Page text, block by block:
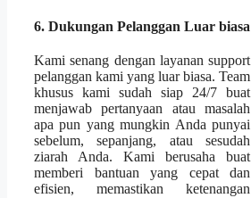
6. Dukungan Pelanggan Luar biasa
Kami senang dengan layanan support
pelanggan kami yang luar biasa. Team
khusus kami sudah siap 24/7 buat
menjawab pertanyaan atau masalah
apa pun yang mungkin Anda punyai
sebelum, sepanjang, atau sesudah
ziarah Anda. Kami berusaha buat
memberi bantuan yang cepat dan
efisien, memastikan ketenangan